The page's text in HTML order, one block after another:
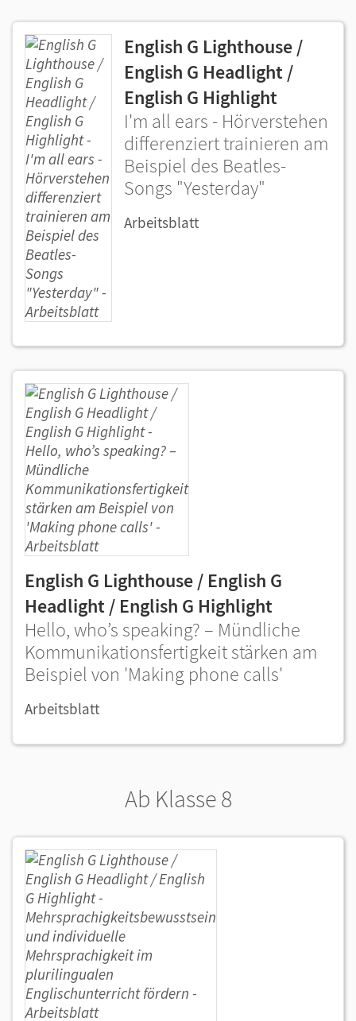
English G Lighthouse /
English G Headlight /
English G Highlight
I'm all ears - Hörverstehen
differenziert trainieren am
Beispiel des Beatles-
Songs "Yesterday"
Arbeitsblatt
English G Lighthouse / English G
Headlight / English G Highlight
Hello, who’s speaking? – Mündliche
Kommunikationsfertigkeit stärken am
Beispiel von 'Making phone calls'
Arbeitsblatt
Ab Klasse 8